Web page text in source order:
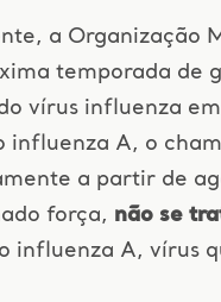
a Organização
temporada de
vírus influenza
influenza A, o
a partir de
força, não se
influenza A, vírus